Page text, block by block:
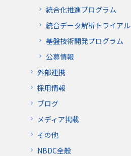
統合化推進プログラム
統合データ解析トライアル
基盤技術開発プログラム
公募情報
外部連携
採用情報
ブログ
メディア掲載
その他
NBDC全般